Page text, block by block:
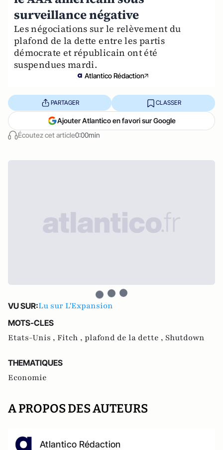
surveillance négative
Les négociations sur le relèvement du
plafond de la dette entre les partis
démocrate et républicain ont été
suspendues mardi.
Atlantico Rédaction
Écoutez cet article0:00min
PARTAGER CLASSER
Ajouter Atlantico en favori sur Google
VU SUR:Lu sur L'Expansion
MOTS-CLES
Etats-Unis , Fitch , plafond de la dette , Shutdown
THEMATIQUES
Economie
A PROPOS DES AUTEURS
Atlantico Rédaction